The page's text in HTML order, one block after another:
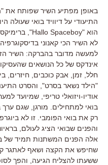
התיעודי על דיוויד בואי שעולה
לא השיר הכי קאנוני
למעשה מדובר בהברקה: השיר הזה
אינדקס של כל הנושאים
חלל, זמן, אבק כוכבים, חיזרים,
"הילד נשאר בסרט", והסרט
אודיו-ויזואלי טריפי, שמיועד
בואי למתחילים. מורגן, שגם ערך
רק את בואי הפומבי. זו לא
והפנים שבואי הציג לעולם,
אלה הפנים המשתנות תמיד של
שחיפש את הקצה ושאף לאתגר
ששעתו להצליח הגיעה, והפך